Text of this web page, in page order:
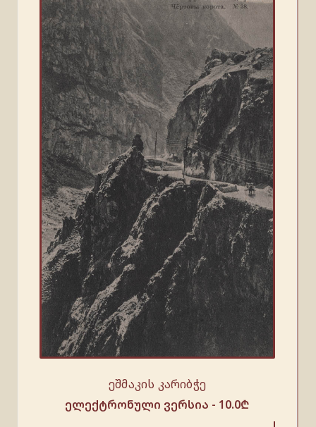
ეშმაკის კარიბჭე
ელექტრონული ვერსია - 10.0₾